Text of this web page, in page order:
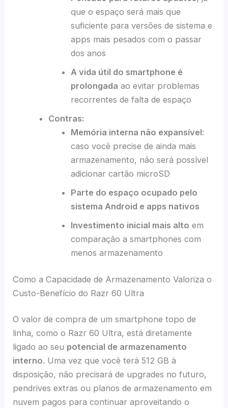
que o espaço será mais que
suficiente para versões de sistema e
apps mais pesados com o passar
dos anos
A vida útil do smartphone é
prolongada ao evitar problemas
recorrentes de falta de espaço
Contras:
Memória interna não expansível:
caso você precise de ainda mais
armazenamento, não será possível
adicionar cartão microSD
Parte do espaço ocupado pelo
sistema Android e apps nativos
Investimento inicial mais alto em
comparação a smartphones com
menos armazenamento
Como a Capacidade de Armazenamento Valoriza o
Custo-Benefício do Razr 60 Ultra
O valor de compra de um smartphone topo de
linha, como o Razr 60 Ultra, está diretamente
ligado ao seu potencial de armazenamento
interno. Uma vez que você terá 512 GB à
disposição, não precisará de upgrades no futuro,
pendrives extras ou planos de armazenamento em
nuvem pagos para continuar aproveitando o